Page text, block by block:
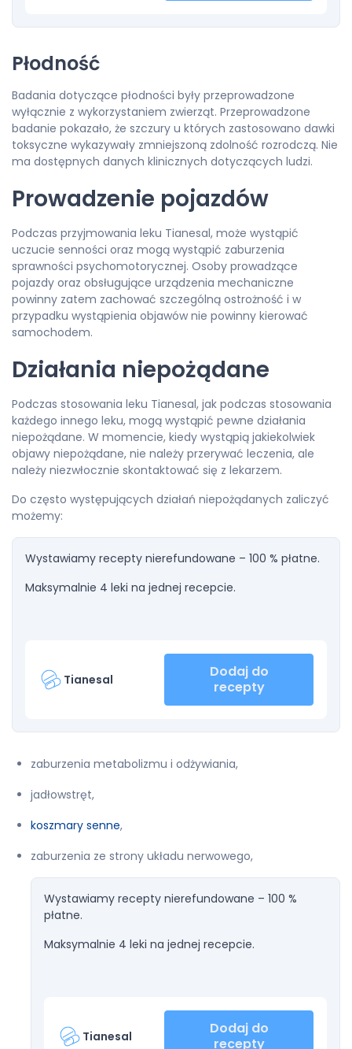
Płodność
Badania dotyczące płodności były przeprowadzone
wyłącznie z wykorzystaniem zwierząt. Przeprowadzone
badanie pokazało, że szczury u których zastosowano dawki
toksyczne wykazywały zmniejszoną zdolność rozrodczą. Nie
ma dostępnych danych klinicznych dotyczących ludzi.
Prowadzenie pojazdów
Podczas przyjmowania leku Tianesal, może wystąpić
uczucie senności oraz mogą wystąpić zaburzenia
sprawności psychomotorycznej. Osoby prowadzące
pojazdy oraz obsługujące urządzenia mechaniczne
powinny zatem zachować szczególną ostrożność i w
przypadku wystąpienia objawów nie powinny kierować
samochodem.
Działania niepożądane
Podczas stosowania leku Tianesal, jak podczas stosowania
każdego innego leku, mogą wystąpić pewne działania
niepożądane. W momencie, kiedy wystąpią jakiekolwiek
objawy niepożądane, nie należy przerywać leczenia, ale
należy niezwłocznie skontaktować się z lekarzem.
Do często występujących działań niepożądanych zaliczyć
możemy:
Wystawiamy recepty nierefundowane – 100 % płatne.
Maksymalnie 4 leki na jednej recepcie.
Tianesal
Dodaj do
recepty
zaburzenia metabolizmu i odżywiania,
jadłowstręt,
koszmary senne,
zaburzenia ze strony układu nerwowego,
Wystawiamy recepty nierefundowane – 100 %
płatne.
Maksymalnie 4 leki na jednej recepcie.
Tianesal
Dodaj do
recepty